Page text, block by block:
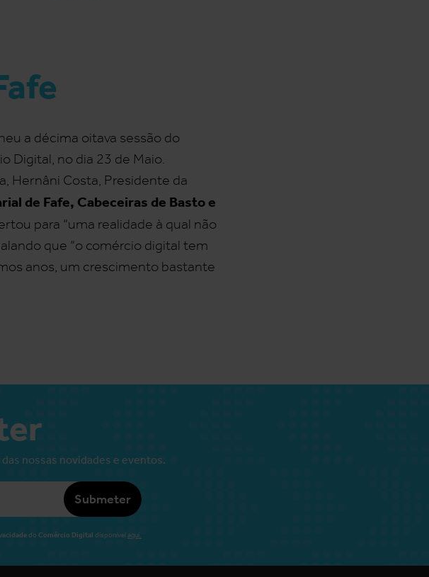
a décima oitava sessão do
Digital, no dia 23 de Maio.
Hernâni Costa, Presidente da
de Fafe, Cabeceiras de Basto e
para “uma realidade à qual não
que “o comércio digital tem
anos, um crescimento bastante
nossas novidades e eventos.
Submeter
do Comércio Digital disponívelaqui.